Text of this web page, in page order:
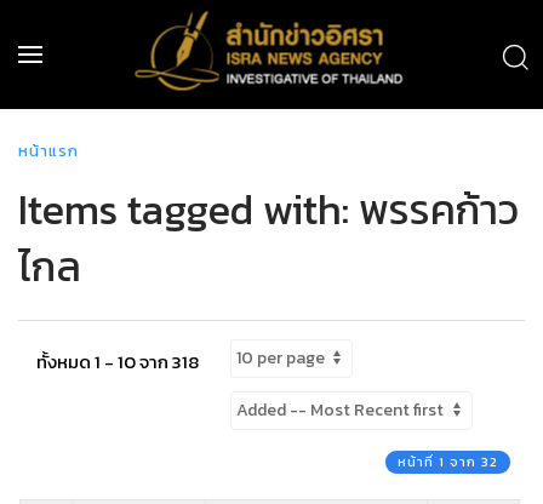
หน้าแรก
Items tagged with: พรรคก้าว
ไกล
ทั้งหมด 1 - 10 จาก 318
หน้าที่ 1 จาก 32